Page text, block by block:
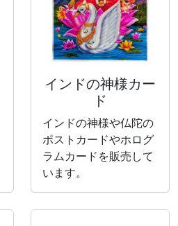
インドの神様カー
ド
インドの神様や仏陀の
ポストカードやホログ
ラムカードを販売して
います。